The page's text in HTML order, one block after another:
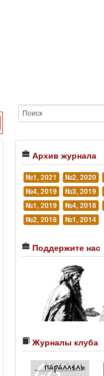
Архив журнала
№1, 2021 №2, 2020
№4, 2019
№3, 2019
№1, 2019
№4, 2018
№2, 2018
№1, 2014
Поддержите нас
Журналы клуба